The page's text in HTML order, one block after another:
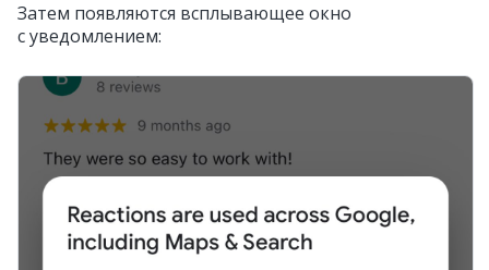
Затем появляются всплывающее окно
с уведомлением: